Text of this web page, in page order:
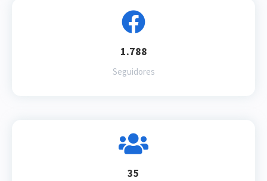
1.788
Seguidores
35